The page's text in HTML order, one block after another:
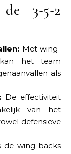
3-5-2
Met wing-
het team
als
De effectiviteit
van het
defensieve
de wing-backs